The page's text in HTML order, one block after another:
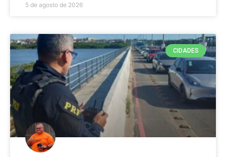
5 de agosto de 2026
CIDADES